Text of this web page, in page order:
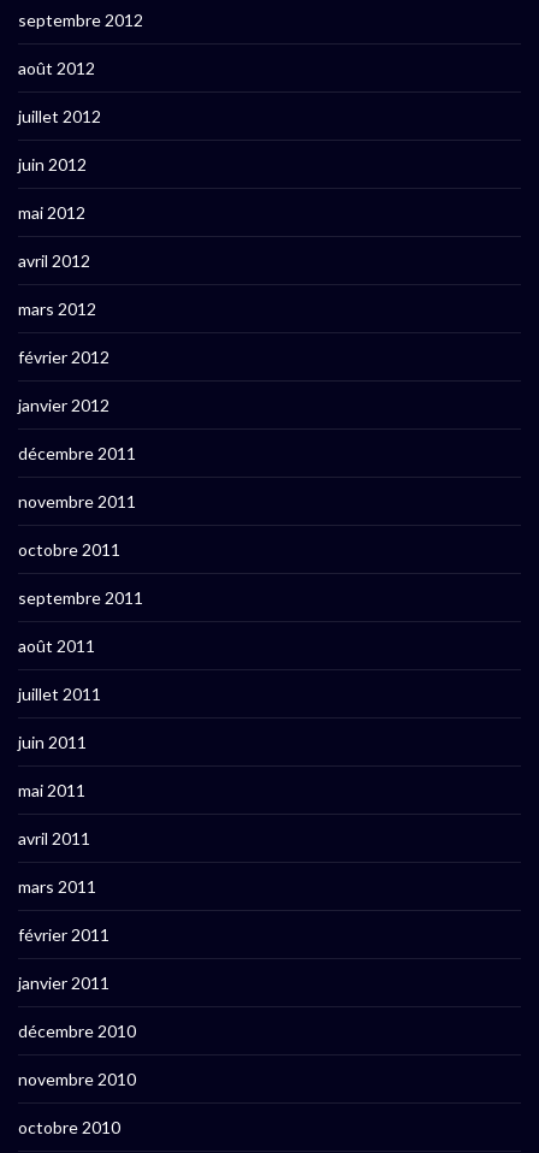
septembre 2012
août 2012
juillet 2012
juin 2012
mai 2012
avril 2012
mars 2012
février 2012
janvier 2012
décembre 2011
novembre 2011
octobre 2011
septembre 2011
août 2011
juillet 2011
juin 2011
mai 2011
avril 2011
mars 2011
février 2011
janvier 2011
décembre 2010
novembre 2010
octobre 2010